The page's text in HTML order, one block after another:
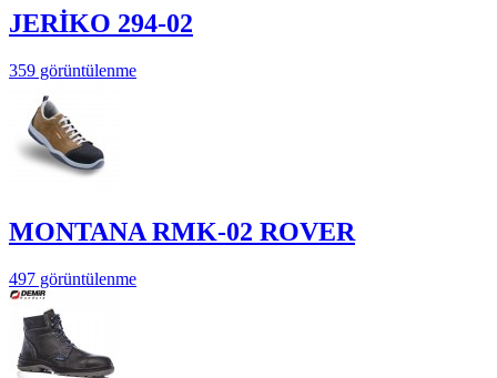
JERİKO 294-02
359 görüntülenme
MONTANA RMK-02 ROVER
497 görüntülenme